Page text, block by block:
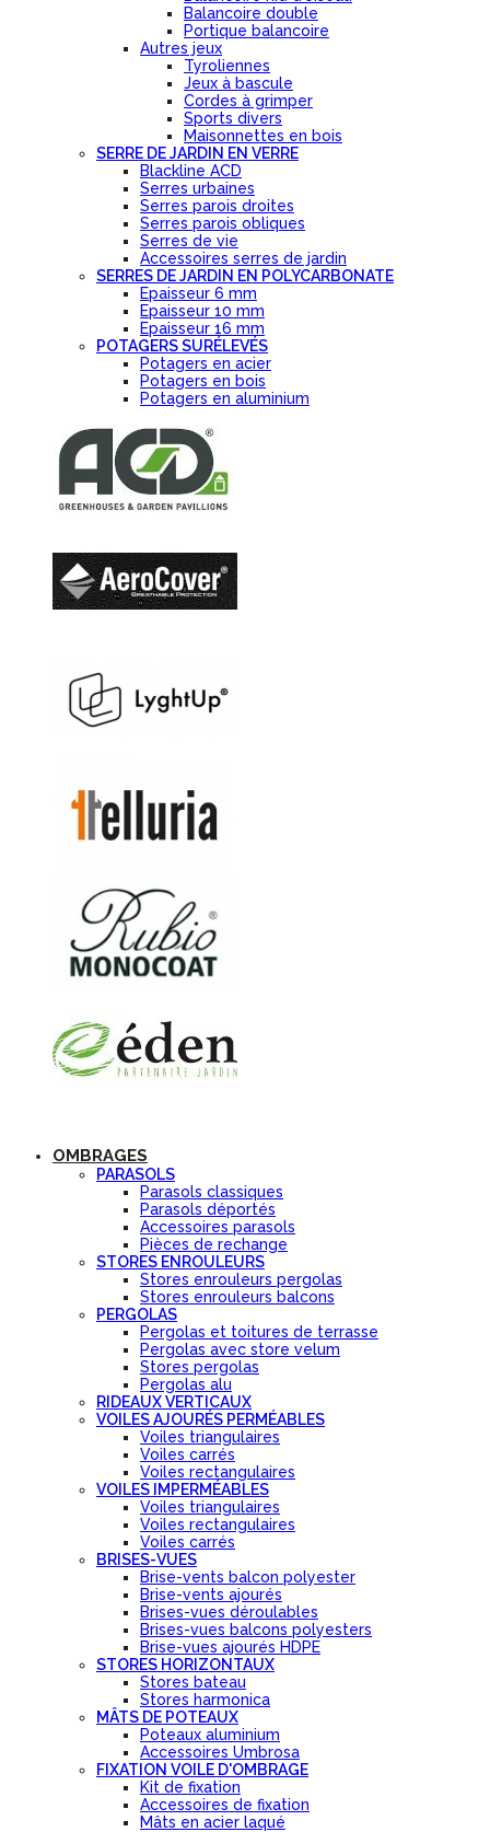
Balancoire double
Portique balancoire
Autres jeux
Tyroliennes
Jeux à bascule
Cordes à grimper
Sports divers
Maisonnettes en bois
SERRE DE JARDIN EN VERRE
Blackline ACD
Serres urbaines
Serres parois droites
Serres parois obliques
Serres de vie
Accessoires serres de jardin
SERRES DE JARDIN EN POLYCARBONATE
Epaisseur 6 mm
Epaisseur 10 mm
Epaisseur 16 mm
POTAGERS SURÉLEVÉS
Potagers en acier
Potagers en bois
Potagers en aluminium
OMBRAGES
PARASOLS
Parasols classiques
Parasols déportés
Accessoires parasols
Pièces de rechange
STORES ENROULEURS
Stores enrouleurs pergolas
Stores enrouleurs balcons
PERGOLAS
Pergolas et toitures de terrasse
Pergolas avec store velum
Stores pergolas
Pergolas alu
RIDEAUX VERTICAUX
VOILES AJOURÉS PERMÉABLES
Voiles triangulaires
Voiles carrés
Voiles rectangulaires
VOILES IMPERMÉABLES
Voiles triangulaires
Voiles rectangulaires
Voiles carrés
BRISES-VUES
Brise-vents balcon polyester
Brise-vents ajourés
Brises-vues déroulables
Brises-vues balcons polyesters
Brise-vues ajourés HDPE
STORES HORIZONTAUX
Stores bateau
Stores harmonica
MÂTS DE POTEAUX
Poteaux aluminium
Accessoires Umbrosa
FIXATION VOILE D'OMBRAGE
Kit de fixation
Accessoires de fixation
Mâts en acier laqué